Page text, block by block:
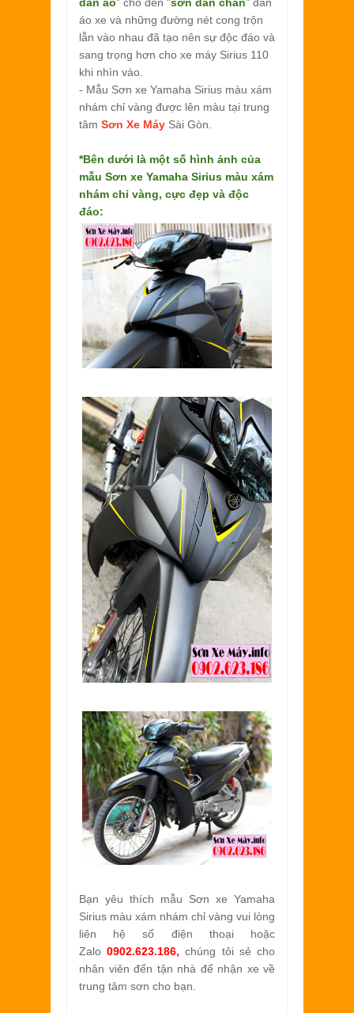
áo xe và những đường nét cong trộn
lẫn vào nhau đã tạo nên sự độc đáo và
sang trọng hơn cho xe máy Sirius 110
khi nhìn vào.
- Mẫu Sơn xe Yamaha Sirius màu xám
nhám chỉ vàng được lên màu tại trung
tâm Sơn Xe Máy Sài Gòn.
*Bên dưới là một số hình ảnh của
mẫu Sơn xe Yamaha Sirius màu xám
nhám chỉ vàng, cực đẹp và độc
đáo:
Bạn yêu thích mẫu Sơn xe Yamaha
Sirius màu xám nhám chỉ vàng vui lòng
liên hệ số điện thoại hoặc
Zalo0902.623.186,chúng tôi sẻ cho
nhân viên đến tận nhà để nhận xe về
trung tâm sơn cho bạn.